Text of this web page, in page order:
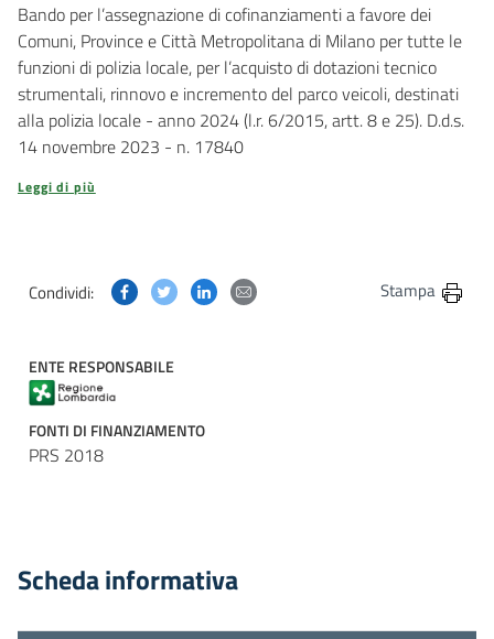
Bando per l’assegnazione di cofinanziamenti a favore dei
Comuni, Province e Città Metropolitana di Milano per tutte le
funzioni di polizia locale, per l’acquisto di dotazioni tecnico
strumentali, rinnovo e incremento del parco veicoli, destinati
alla polizia locale - anno 2024 (l.r. 6/2015, artt. 8 e 25). D.d.s.
14 novembre 2023 - n. 17840
Leggi di più
Condividi: Condividi questa pagina su Facebook
Condividi questa pagina su Twitter
Condividi questa pagina su Linkedin
Condividi questa pagina via
Stampa
ENTE RESPONSABILE
FONTI DI FINANZIAMENTO
PRS 2018
Scheda informativa